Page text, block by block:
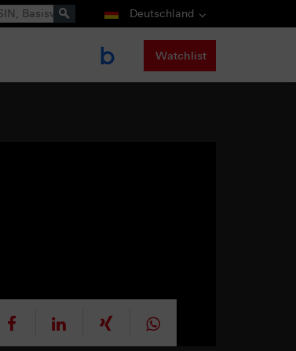
Deutschland
Watchlist
mitteilen